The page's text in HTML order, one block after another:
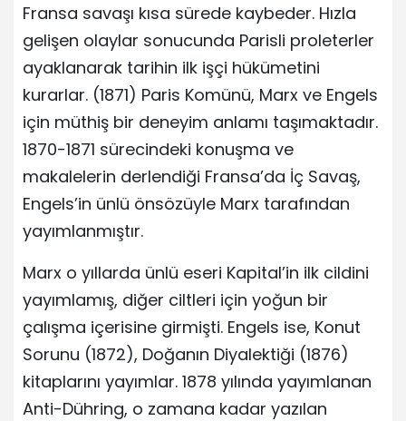
Fransa savaşı kısa sürede kaybeder. Hızla
gelişen olaylar sonucunda Parisli proleterler
ayaklanarak tarihin ilk işçi hükümetini
kurarlar. (1871) Paris Komünü, Marx ve Engels
için müthiş bir deneyim anlamı taşımaktadır.
1870-1871 sürecindeki konuşma ve
makalelerin derlendiği Fransa’da İç Savaş,
Engels’in ünlü önsözüyle Marx tarafından
yayımlanmıştır.
Marx o yıllarda ünlü eseri Kapital’in ilk cildini
yayımlamış, diğer ciltleri için yoğun bir
çalışma içerisine girmişti. Engels ise, Konut
Sorunu (1872), Doğanın Diyalektiği (1876)
kitaplarını yayımlar. 1878 yılında yayımlanan
Anti-Dühring, o zamana kadar yazılan